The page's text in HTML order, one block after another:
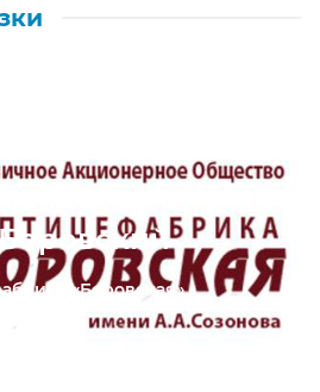
«Боровская»
и
«Боровская»